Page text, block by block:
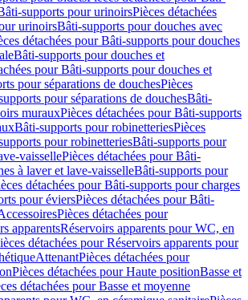
supports pour urinoirsPièces détachées
urinoirsBâti-supports pour douches avec
détachées pour Bâti-supports pour douches
Bâti-supports pour douches et
pour Bâti-supports pour douches et
pour séparations de douchesPièces
pour séparations de douchesBâti-
murauxPièces détachées pour Bâti-supports
Bâti-supports pour robinetteriesPièces
pour robinetteriesBâti-supports pour
vaissellePièces détachées pour Bâti-
à laver et lave-vaisselleBâti-supports pour
détachées pour Bâti-supports pour charges
pour éviersPièces détachées pour Bâti-
Pièces détachées pour
apparentsRéservoirs apparents pour WC, en
détachées pour Réservoirs apparents pour
AttenantPièces détachées pour
Pièces détachées pour Haute positionBasse et
détachées pour Basse et moyenne